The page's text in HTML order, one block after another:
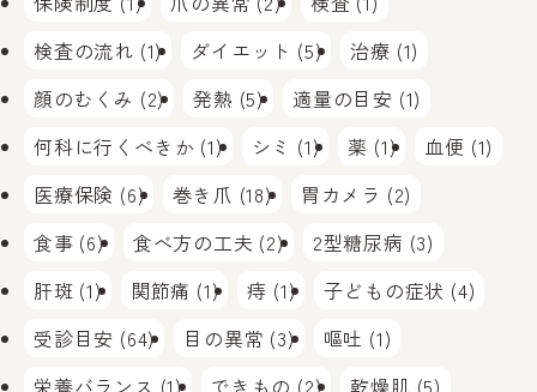
検査の流れ (1)
ダイエット (5)
治療 (1)
顔のむくみ (2)
発熱 (5)
適量の目安 (1)
何科に行くべきか (1)
シミ (1) 薬 (1)
血便 (1)
医療保険 (6)
巻き爪 (18)
胃カメラ (2)
食事 (6)
食べ方の工夫 (2)
2型糖尿病 (3)
肝斑 (1)
関節痛 (1) 痔 (1)
子どもの症状 (4)
受診目安 (64)
目の異常 (3)
嘔吐 (1)
栄養バランス (1)
できもの (2)
乾燥肌 (5)